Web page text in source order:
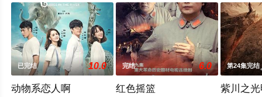
已完结 10.0
动物系恋人啊
完结 6.0
红色摇篮
第24集完结
紫川之